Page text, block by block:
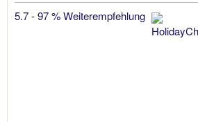
5.7 - 97 % Weiterempfehlung